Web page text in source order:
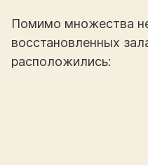
Помимо множества
восстановленных
расположились: